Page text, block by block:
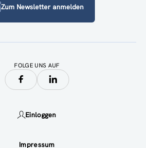
Zum Newsletter anmelden
FOLGE UNS AUF
Einloggen
Impressum